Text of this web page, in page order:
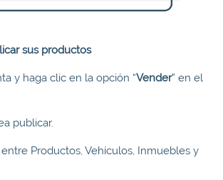
sus productos
y haga clic en la opción “Vender” en el
publicar.
Productos, Vehículos, Inmuebles y